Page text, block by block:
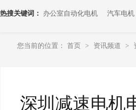
热搜关键词： 办公室自动化电机 汽车电机
您当前的位置： 首页 > 资讯频道 >
深圳减速电机